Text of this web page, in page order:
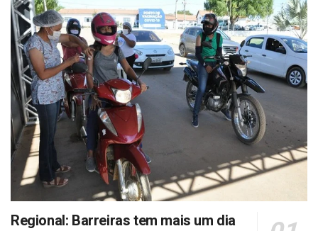
Regional: Barreiras tem mais um dia